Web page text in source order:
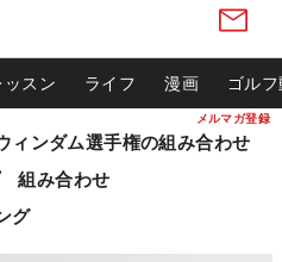
メルマガ登録
ッスン ライフ 漫画 ゴル
ンダム選手権の組み合わせ
組み合わせ
グ